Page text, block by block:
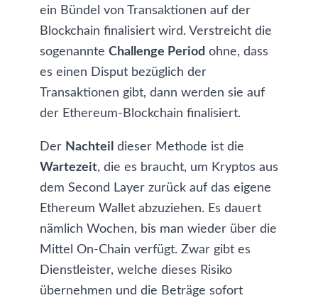
ein Bündel von Transaktionen auf der
Blockchain finalisiert wird. Verstreicht die
sogenannte Challenge Period ohne, dass
es einen Disput bezüglich der
Transaktionen gibt, dann werden sie auf
der Ethereum-Blockchain finalisiert.
Der Nachteil dieser Methode ist die
Wartezeit, die es braucht, um Kryptos aus
dem Second Layer zurück auf das eigene
Ethereum Wallet abzuziehen. Es dauert
nämlich Wochen, bis man wieder über die
Mittel On-Chain verfügt. Zwar gibt es
Dienstleister, welche dieses Risiko
übernehmen und die Beträge sofort